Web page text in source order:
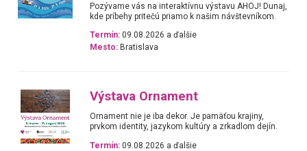
Pozývame vás na interaktívnu výstavu AHOJ! Dunaj,
kde príbehy pritečú priamo k našim návštevníkom.
Termín: 09.08.2026 a ďalšie
Mesto: Bratislava
Výstava Ornament
Ornament nie je iba dekor. Je pamäťou krajiny,
prvkom identity, jazykom kultúry a zrkadlom dejín.
Termín: 09.08.2026 a ďalšie